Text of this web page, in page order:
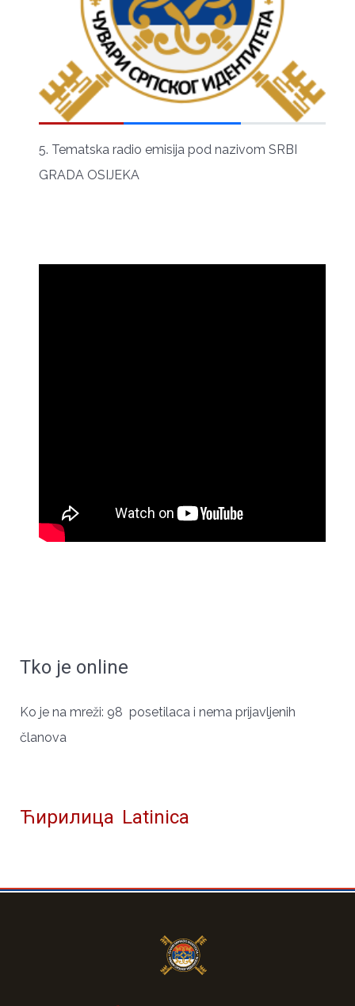
5. Tematska radio emisija pod nazivom SRBI
GRADA OSIJEKA
Tko je online
Ko je na mreži: 98 posetilaca i nema prijavljenih
članova
Ћирилица Latinica